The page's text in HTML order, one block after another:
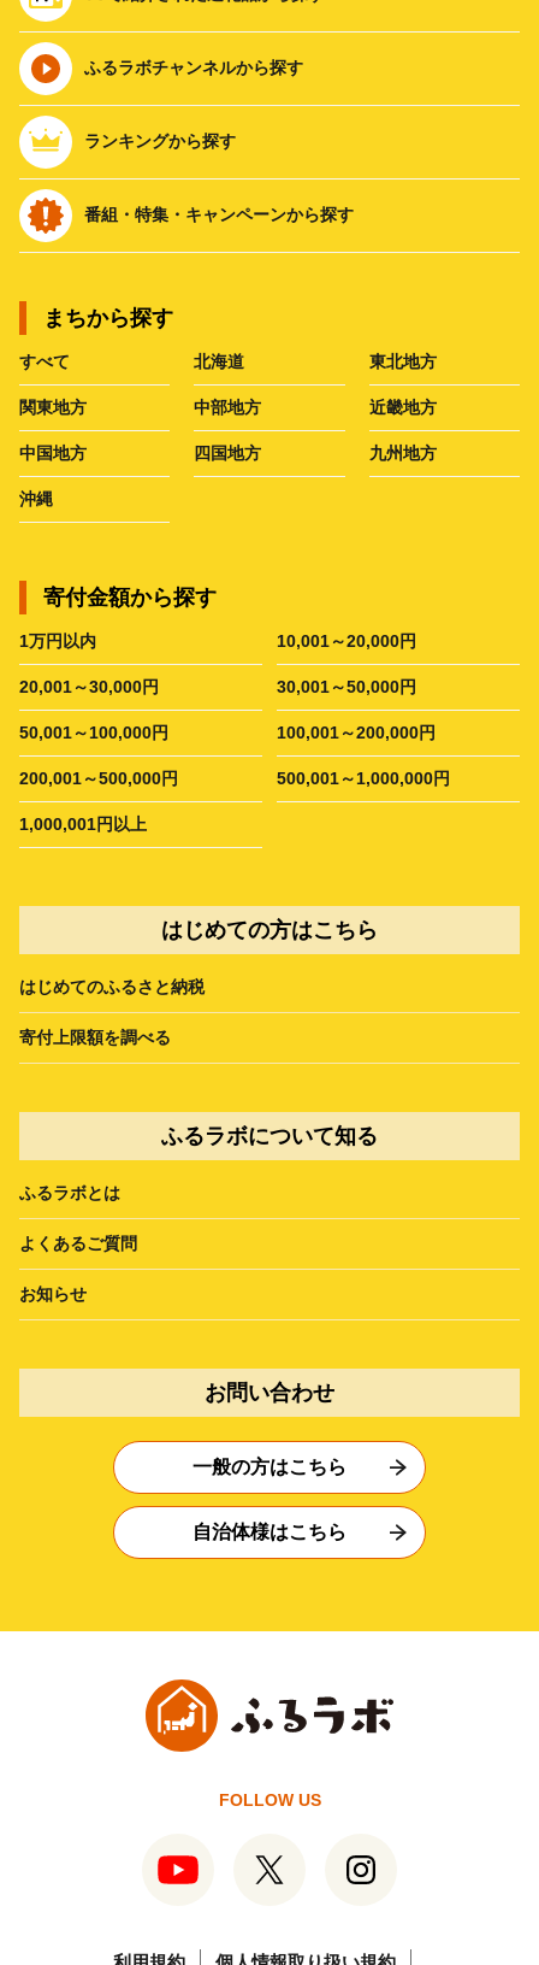
ふるラボチャンネルから探す
ランキングから探す
番組・特集・キャンペーンから探す
まちから探す
すべて 北海道 東北地方
関東地方 中部地方 近畿地方
中国地方 四国地方 九州地方
沖縄
寄付金額から探す
1万円以内 10,001～20,000円
20,001～30,000円 30,001～50,000円
50,001～100,000円 100,001～200,000円
200,001～500,000円 500,001～1,000,000円
1,000,001円以上
はじめての方はこちら
はじめてのふるさと納税
寄付上限額を調べる
ふるラボについて知る
ふるラボとは
よくあるご質問
お知らせ
お問い合わせ
一般の方はこちら
自治体様はこちら
FOLLOW US